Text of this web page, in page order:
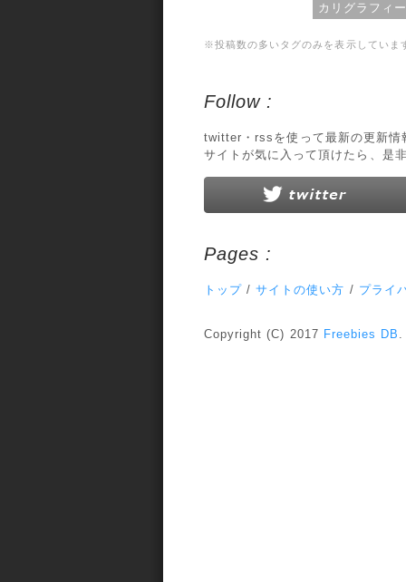
カリグラフィ
※投稿数の多いタグのみを表示していま
Follow :
twitter・rssを使って最新の更新情
サイトが気に入って頂けたら、是
Pages :
トップ /サイトの使い方 / プライ
Copyright (C) 2017 Freebies DB .